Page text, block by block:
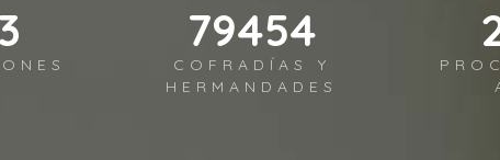
96480
COFRADÍAS Y
HERMANDADES